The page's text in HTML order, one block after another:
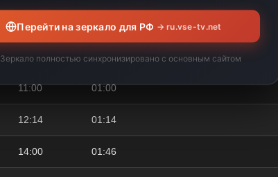
09:23 01:26
10:00 00:37
11:00 01:00
12:14 01:14
14:00 01:46
Перейти на зеркало для РФ → ru.vse-tv.net
Зеркало полностью синхронизировано с основным сайтом